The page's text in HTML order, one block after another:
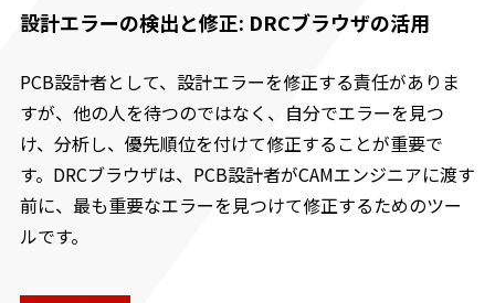
設計エラーの検出と修正: DRCブラウザの活用
PCB設計者として、設計エラーを修正する責任がありま
すが、他の人を待つのではなく、自分でエラーを見つ
け、分析し、優先順位を付けて修正することが重要で
す。DRCブラウザは、PCB設計者がCAMエンジニアに渡す
前に、最も重要なエラーを見つけて修正するためのツー
ルです。